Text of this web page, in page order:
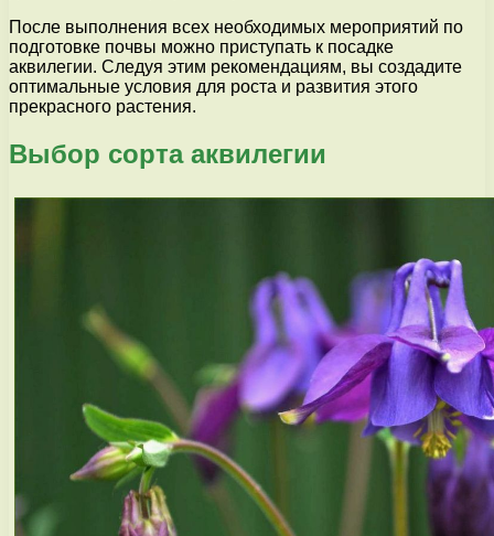
После выполнения всех необходимых мероприятий по
подготовке почвы можно приступать к посадке
аквилегии. Следуя этим рекомендациям, вы создадите
оптимальные условия для роста и развития этого
прекрасного растения.
Выбор сорта аквилегии